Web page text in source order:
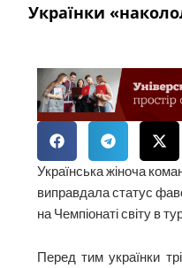
Українки
Українська жіноча
виправдала статус
на Чемпіонаті світу в
Перед тим українки